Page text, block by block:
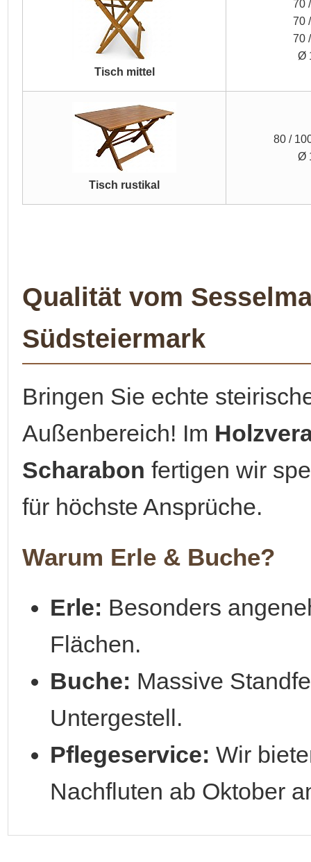
Tisch mittel
70
70
70
Ø
Tisch rustikal
80 /
Ø
Qualität vom
Südsteiermark
Bringen Sie echte
Außenbereich! Im
Scharabon fertigen wir
für höchste Ansprüche.
Warum Erle & Buche?
Erle: Besonders
Flächen.
Buche: Massive
Untergestell.
Pflegeservice: Wir
Nachfluten ab Oktober